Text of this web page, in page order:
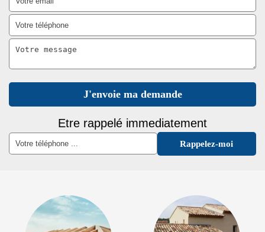
Etre rappelé immediatement